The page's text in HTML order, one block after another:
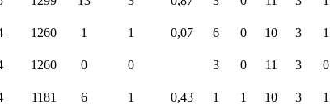
1260 1 1 0,07 6 0 10 3
1
1260 0 0 3 0 11 3
0
1181 6 1 0,43 1 1 10 3
1